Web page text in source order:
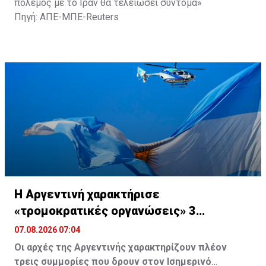
πόλεμος με το Ιράν θα τελειώσει σύντομα»
Πηγή: ΑΠΕ-ΜΠΕ-Reuters
Η Αργεντινή χαρακτήρισε
«τρομοκρατικές οργανώσεις» 3
συμμορίες στον Ισημερινό
07.08.2026 07:04
Οι αρχές της Αργεντινής χαρακτηρίζουν πλέον
τρεις συμμορίες που δρουν στον Ισημερινό